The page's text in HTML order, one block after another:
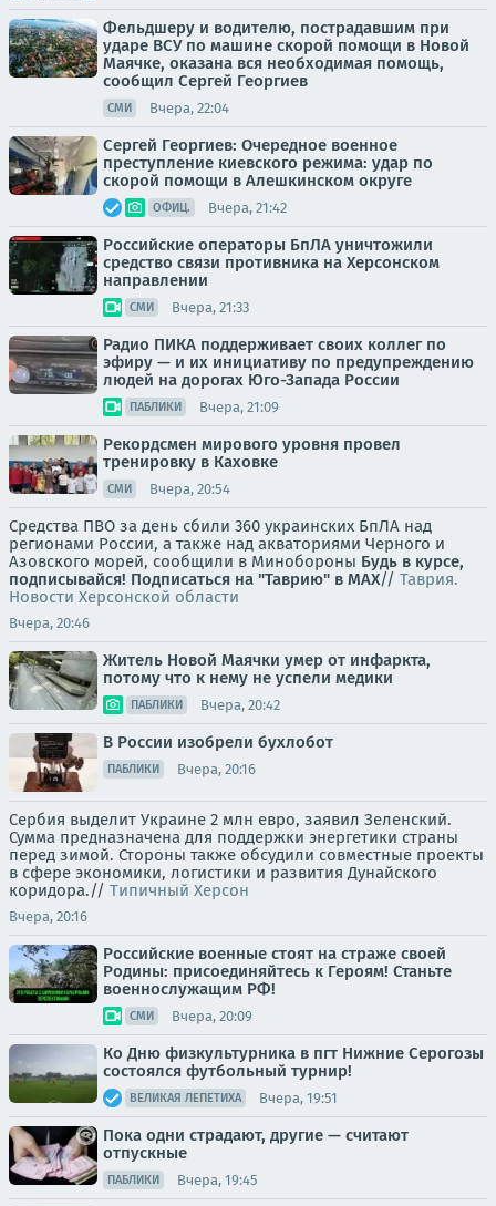
Фельдшеру и водителю, пострадавшим при
ударе ВСУ по машине скорой помощи в Новой
Маячке, оказана вся необходимая помощь,
сообщил Сергей Георгиев
СМИ Вчера, 22:04
Сергей Георгиев: Очередное военное
преступление киевского режима: удар по
скорой помощи в Алешкинском округе
ОФИЦ. Вчера, 21:42
Российские операторы БпЛА уничтожили
средство связи противника на Херсонском
направлении
СМИ Вчера, 21:33
Радио ПИКА поддерживает своих коллег по
эфиру — и их инициативу по предупреждению
людей на дорогах Юго-Запада России
ПАБЛИКИ Вчера, 21:09
Рекордсмен мирового уровня провел
тренировку в Каховке
СМИ Вчера, 20:54
Средства ПВО за день сбили 360 украинских БпЛА над
регионами России, а также над акваториями Черного и
Азовского морей, сообщили в Минобороны Будь в курсе,
подписывайся! Подписаться на "Таврию" в MAX// Таврия.
Новости Херсонской области
Вчера, 20:46
Житель Новой Маячки умер от инфаркта,
потому что к нему не успели медики
ПАБЛИКИ Вчера, 20:42
В России изобрели бухлобот
ПАБЛИКИ Вчера, 20:16
Сербия выделит Украине 2 млн евро, заявил Зеленский.
Сумма предназначена для поддержки энергетики страны
перед зимой. Стороны также обсудили совместные проекты
в сфере экономики, логистики и развития Дунайского
коридора.// Типичный Херсон
Вчера, 20:16
Российские военные стоят на страже своей
Родины: присоединяйтесь к Героям! Станьте
военнослужащим РФ!
СМИ Вчера, 20:09
Ко Дню физкультурника в пгт Нижние Серогозы
состоялся футбольный турнир!
ВЕЛИКАЯ ЛЕПЕТИХА Вчера, 19:51
Пока одни страдают, другие — считают
отпускные
ПАБЛИКИ Вчера, 19:45